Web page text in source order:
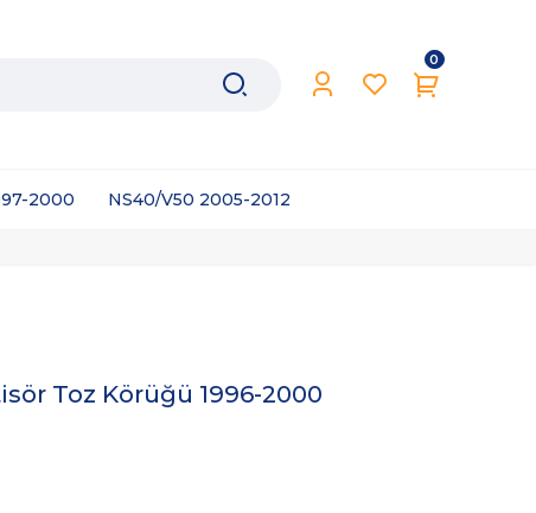
0
2000 NS40/V50 2005-2012
Toz Körüğü 1996-2000